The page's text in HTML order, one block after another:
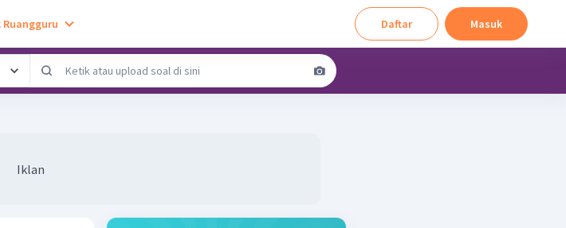
Ruangguru Daftar Masuk
Iklan